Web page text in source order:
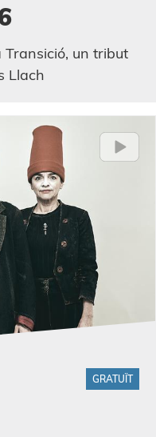
un tribut
Llach
GRATUÏT